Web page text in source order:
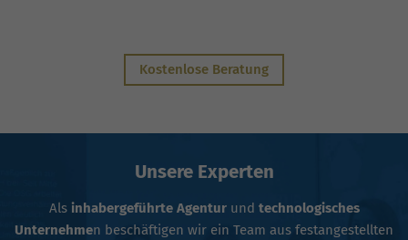
Kostenlose Beratung
Unsere Experten
Alsinhabergeführte Agenturund technologisches
Unternehmen beschäftigen wir ein Team aus festangestellten